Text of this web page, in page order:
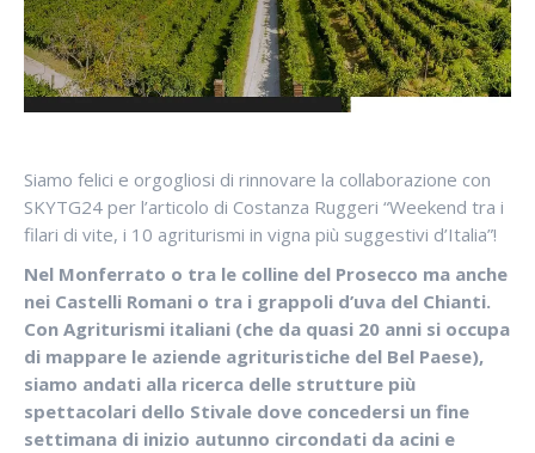
Siamo felici e orgogliosi di rinnovare la collaborazione con
SKYTG24 per l’articolo di Costanza Ruggeri “Weekend tra i
filari di vite, i 10 agriturismi in vigna più suggestivi d’Italia”!
Nel Monferrato o tra le colline del Prosecco ma anche
nei Castelli Romani o tra i grappoli d’uva del Chianti.
Con Agriturismi italiani (che da quasi 20 anni si occupa
di mappare le aziende agrituristiche del Bel Paese),
siamo andati alla ricerca delle strutture più
spettacolari dello Stivale dove concedersi un fine
settimana di inizio autunno circondati da acini e